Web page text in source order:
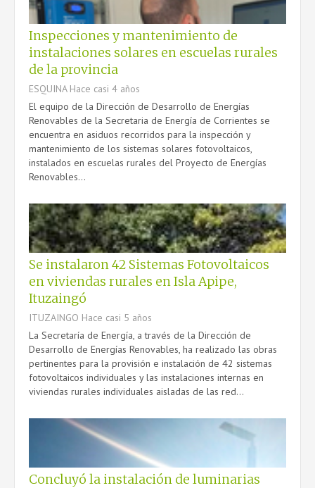
CFI
EFICIENCIA
CONTACTO
Inspecciones y mantenimiento de
instalaciones solares en escuelas rurales
de la provincia
ESQUINA Hace casi 4 años
El equipo de la Dirección de Desarrollo de Energías
Renovables de la Secretaria de Energía de Corrientes se
encuentra en asiduos recorridos para la inspección y
mantenimiento de los sistemas solares fotovoltaicos,
instalados en escuelas rurales del Proyecto de Energías
Renovables...
Se instalaron 42 Sistemas Fotovoltaicos
en viviendas rurales en Isla Apipe,
Ituzaingó
ITUZAINGO Hace casi 5 años
La Secretaría de Energía, a través de la Dirección de
Desarrollo de Energías Renovables, ha realizado las obras
pertinentes para la provisión e instalación de 42 sistemas
fotovoltaicos individuales y las instalaciones internas en
viviendas rurales individuales aisladas de las red...
Concluyó la instalación de luminarias